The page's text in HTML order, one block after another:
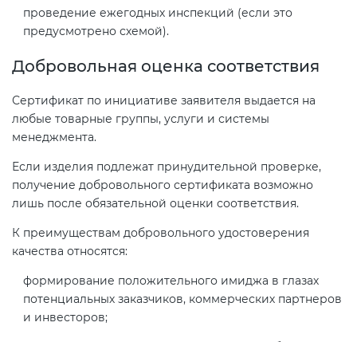
проведение ежегодных инспекций (если это
предусмотрено схемой).
Добровольная оценка соответствия
Сертификат по инициативе заявителя выдается на
любые товарные группы, услуги и системы
менеджмента.
Если изделия подлежат принудительной проверке,
получение добровольного сертификата возможно
лишь после обязательной оценки соответствия.
К преимуществам добровольного удостоверения
качества относятся:
формирование положительного имиджа в глазах
потенциальных заказчиков, коммерческих партнеров
и инвесторов;